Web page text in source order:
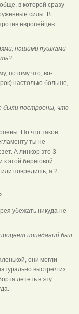
в которой сразу
силы. В
европейцев
нашими пушками
потому что, во-
настолько больше,
были построены, что
Но что такое
ты не
А линкор это 3
этой береговой
повредишь, а 2
убежать никуда не
попаданий был
они могли
выстрел из
лететь в эту